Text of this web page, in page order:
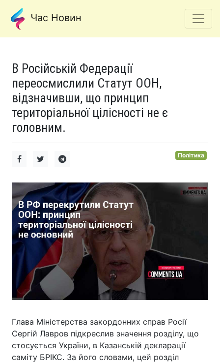
Час Новин
В Російській Федерації
переосмислили Статут ООН,
відзначивши, що принцип
територіальної цілісності не є
головним.
Політика
Глава Міністерства закордонних справ Росії
Сергій Лавров підкреслив значення розділу, що
стосується України, в Казанській декларації
саміту БРІКС. За його словами, цей розділ